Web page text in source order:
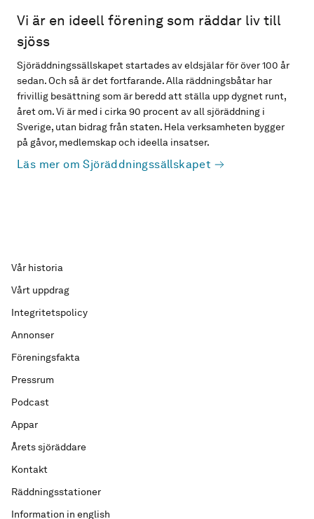
Vi är en ideell förening som räddar liv till
sjöss
Sjöräddningssällskapet startades av eldsjälar för över 100 år
sedan. Och så är det fortfarande. Alla räddningsbåtar har
frivillig besättning som är beredd att ställa upp dygnet runt,
året om. Vi är med i cirka 90 procent av all sjöräddning i
Sverige, utan bidrag från staten. Hela verksamheten bygger
på gåvor, medlemskap och ideella insatser.
Läs mer om Sjöräddningssällskapet
Vår historia
Vårt uppdrag
Integritetspolicy
Annonser
Föreningsfakta
Pressrum
Podcast
Appar
Årets sjöräddare
Kontakt
Räddningsstationer
Information in english